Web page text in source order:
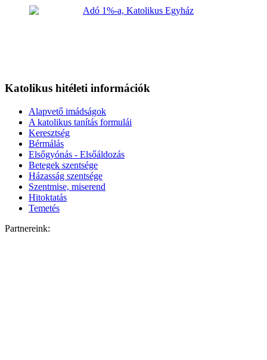
Katolikus hitéleti információk
Alapvető imádságok
A katolikus tanítás formulái
Keresztség
Bérmálás
Elsőgyónás - Elsőáldozás
Betegek szentsége
Házasság szentsége
Szentmise, miserend
Hitoktatás
Temetés
Partnereink: